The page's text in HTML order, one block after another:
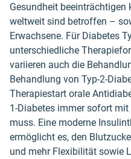
Gesundheit
weltweit sind betroffen –
Erwachsene. Für Diabetes
unterschiedliche
variieren auch die
Behandlung von Typ-2-
Therapiestart orale
1-Diabetes immer sofort
muss. Eine moderne
ermöglicht es, den
und mehr Flexibilität sowie